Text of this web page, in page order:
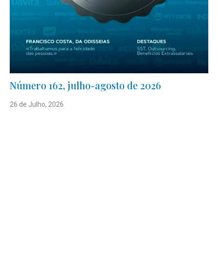
Número 162, julho-agosto de 2026
26 de Julho, 2026